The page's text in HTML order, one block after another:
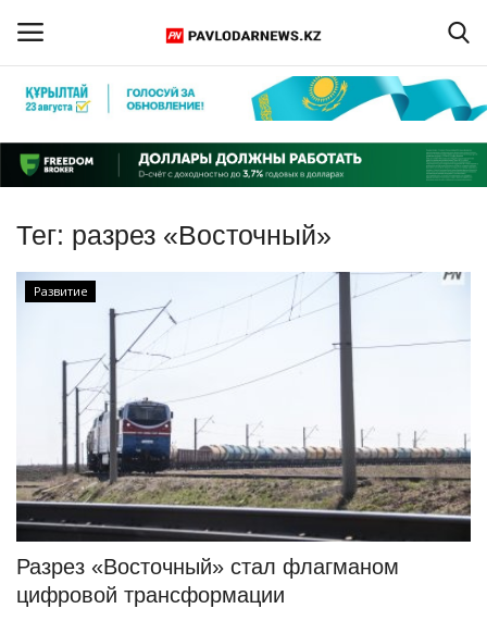
Регистрация
Главная
Обратная связь
ПАВЛОДАРСКАЯ ОБЛАСТЬ
КАЗАХСТАН
СПЕЦПРОЕКТЫ
СПОРТ
Чек-лист
Тег: разрез «Восточный»
Развитие
Разрез «Восточный» стал флагманом
цифровой трансформации